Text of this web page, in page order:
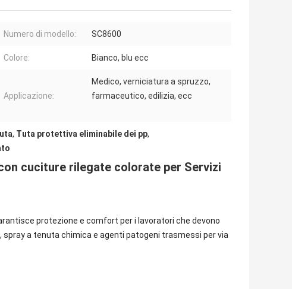
Numero di modello: SC8600
Colore: Bianco, blu ecc
Applicazione:
Medico, verniciatura a spruzzo,
farmaceutico, edilizia, ecc
, Tuta protettiva eliminabile dei pp,
cuciture rilegate colorate per Servizi
protezione e comfort per i lavoratori che devono
spray a tenuta chimica e agenti patogeni trasmessi per via